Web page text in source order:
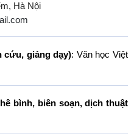
Hà Nội
cứu, giảng dạy): Văn học Việt
bình, biên soạn, dịch thuật